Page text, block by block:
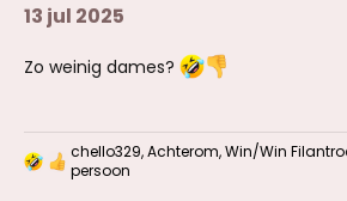
13 jul 2025
Zo weinig dames?
W
chello329,Achterom,Win/Win
persoon